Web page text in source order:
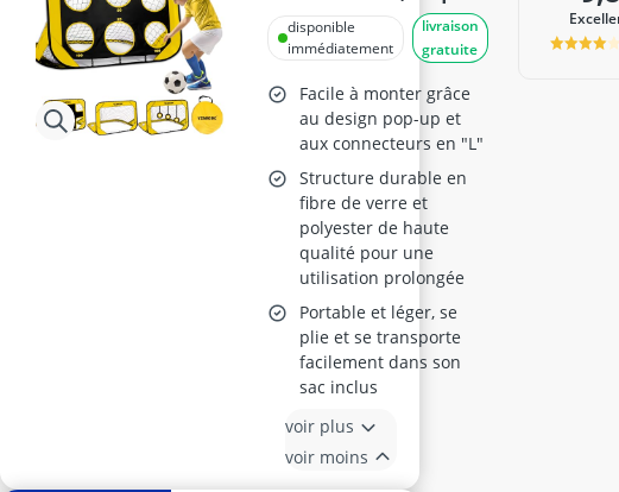
up Pliable
120x80x80 cm
disponible
immédiatement
livraison
gratuite
Facile à monter grâce
au design pop-up et
aux connecteurs en "L"
Structure durable en
fibre de verre et
polyester de haute
qualité pour une
utilisation prolongée
Portable et léger, se
plie et se transporte
facilement dans son
sac inclus
voir plus
voir moins